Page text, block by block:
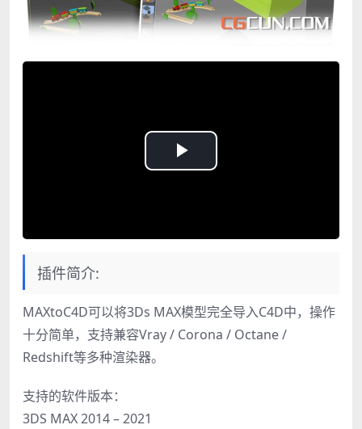
Play
插件简介:
MAXtoC4D可以将3Ds MAX模型完全导入C4D中，操作
十分简单，支持兼容Vray / Corona / Octane /
Redshift等多种渲染器。
支持的软件版本：
3DS MAX 2014 – 2021